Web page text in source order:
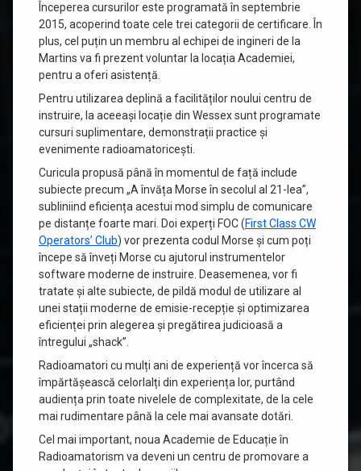
Începerea cursurilor este programată în septembrie
2015, acoperind toate cele trei categorii de certificare. În
plus, cel puțin un membru al echipei de ingineri de la
Martins va fi prezent voluntar la locația Academiei,
pentru a oferi asistență.
Pentru utilizarea deplină a facilităților noului centru de
instruire, la aceeași locație din Wessex sunt programate
cursuri suplimentare, demonstrații practice și
evenimente radioamatoricești.
Curicula propusă până în momentul de față include
subiecte precum „A învăța Morse în secolul al 21-lea”,
subliniind eficiența acestui mod simplu de comunicare
pe distanțe foarte mari. Doi experți FOC (First Class CW
Operators’ Club) vor prezenta codul Morse și cum poți
începe să înveți Morse cu ajutorul instrumentelor
software moderne de instruire. Deasemenea, vor fi
tratate și alte subiecte, de pildă modul de utilizare al
unei stații moderne de emisie-recepție și optimizarea
eficienței prin alegerea și pregătirea judicioasă a
întregului „shack”.
Radioamatori cu mulți ani de experiență vor încerca să
împărtășească celorlalți din experiența lor, purtând
audiența prin toate nivelele de complexitate, de la cele
mai rudimentare până la cele mai avansate dotări.
Cel mai important, noua Academie de Educație în
Radioamatorism va deveni un centru de promovare a